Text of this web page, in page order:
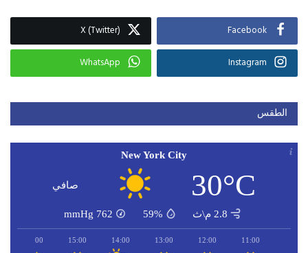
Facebook
X (Twitter)
Instagram
WhatsApp
الطقس
New York City
30°C صافي
2.8 م\ث 59%
762
mmHg
11:00
12:00
13:00
14:00
15:00
16:00